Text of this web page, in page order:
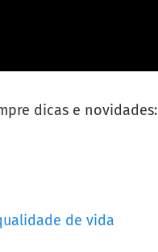
dicas e novidades:
de vida